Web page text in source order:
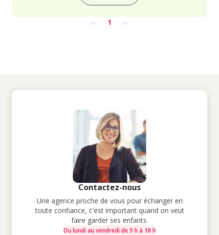
1
Contactez-nous
Une agence proche de vous pour échanger en
toute confiance, c'est important quand on veut
faire garder ses enfants.
Du lundi au vendredi de 9 h à 18 h